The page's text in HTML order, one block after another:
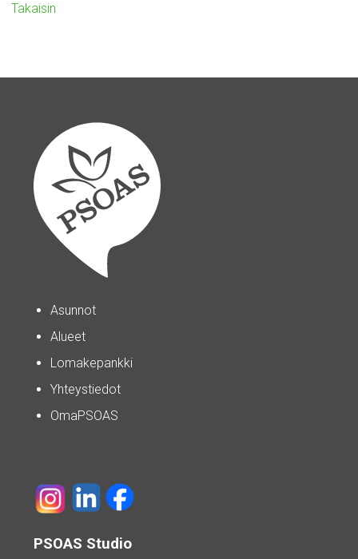
Takaisin
Asunnot
Alueet
Lomakepankki
Yhteystiedot
OmaPSOAS
PSOAS Studio